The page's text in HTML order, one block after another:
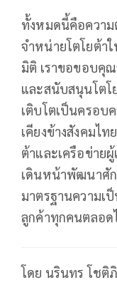
ทั้งหมดนี้คือความ
จำหน่ายโตโยต้า
มิติ เราขอขอบคุ
และสนับสนุนโตโ
เติบโตเป็นครอบ
เคียงข้างสังคมไท
ต้าและเครือข่าย
เดินหน้าพัฒนาศั
มาตรฐานความเ
ลูกค้าทุกคนตลอด
โดย นรินทร โชติ